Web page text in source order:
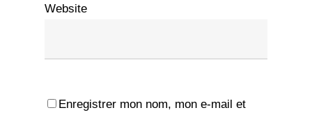
Website
Enregistrer mon nom, mon e-mail et